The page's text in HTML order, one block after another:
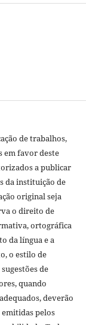
de trabalhos,
em favor deste
a publicar
da instituição de
original seja
o direito de
ortográfica
da língua e a
o estilo de
de
quando
deverão
emitidas pelos